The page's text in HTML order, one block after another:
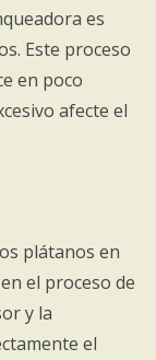
es
Este proceso
en poco
afecte el
plátanos en
el proceso de
y la
el